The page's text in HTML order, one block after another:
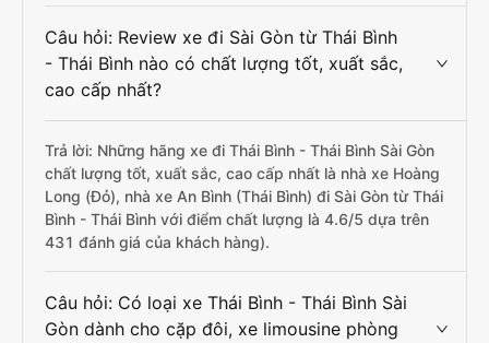
Câu hỏi: Review xe đi Sài Gòn từ Thái Bình
- Thái Bình nào có chất lượng tốt, xuất sắc,
cao cấp nhất?
Trả lời: Những hãng xe đi Thái Bình - Thái Bình Sài Gòn
chất lượng tốt, xuất sắc, cao cấp nhất là nhà xe Hoàng
Long (Đỏ), nhà xe An Bình (Thái Bình) đi Sài Gòn từ Thái
Bình - Thái Bình với điểm chất lượng là 4.6/5 dựa trên
431 đánh giá của khách hàng).
Câu hỏi: Có loại xe Thái Bình - Thái Bình Sài
Gòn dành cho cặp đôi, xe limousine phòng